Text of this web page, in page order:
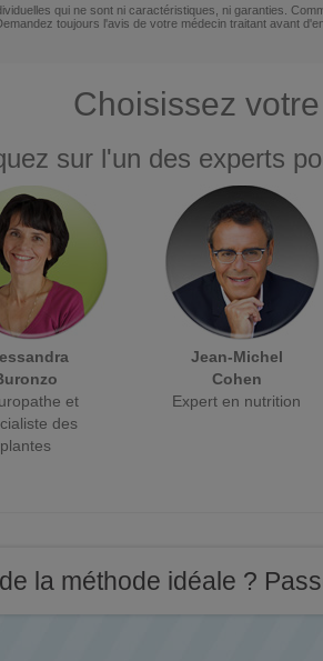
qui ne sont ni caractéristiques, ni garanties.
toujours l'avis de votre médecin traitant avant
Choisissez
sur l'un des experts
et
des
plantes
Jean-Michel
Cohen
Expert en nutrition
la méthode idéale ?